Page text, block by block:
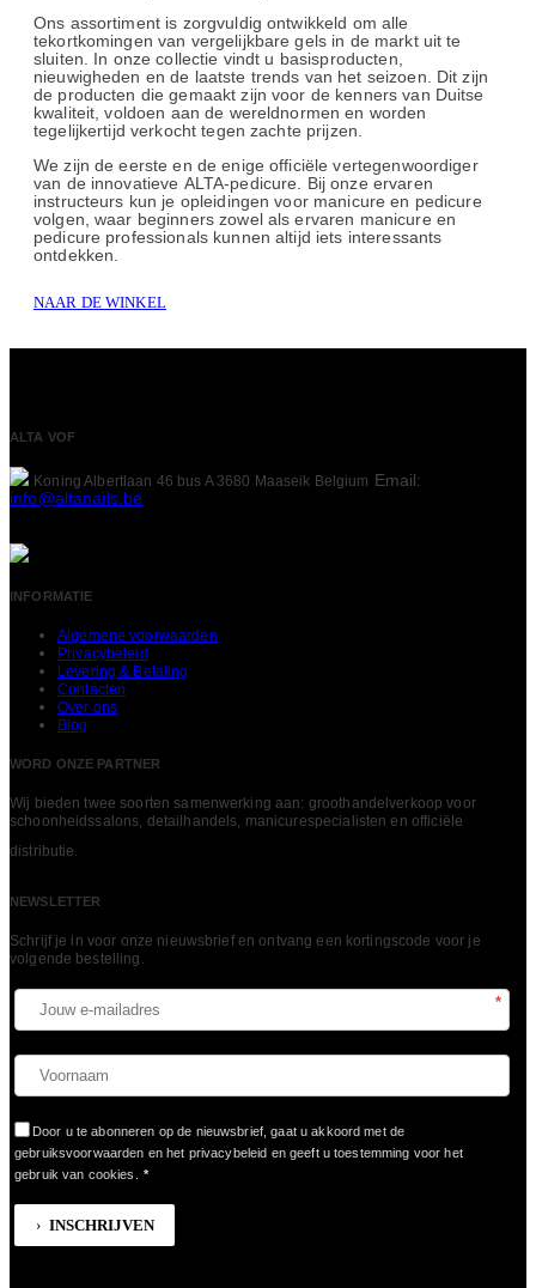
Ons assortiment is zorgvuldig ontwikkeld om alle
tekortkomingen van vergelijkbare gels in de markt uit te
sluiten. In onze collectie vindt u basisproducten,
nieuwigheden en de laatste trends van het seizoen. Dit zijn
de producten die gemaakt zijn voor de kenners van Duitse
kwaliteit, voldoen aan de wereldnormen en worden
tegelijkertijd verkocht tegen zachte prijzen.
We zijn de eerste en de enige officiële vertegenwoordiger
van de innovatieve ALTA-pedicure. Bij onze ervaren
instructeurs kun je opleidingen voor manicure en pedicure
volgen, waar beginners zowel als ervaren manicure en
pedicure professionals kunnen altijd iets interessants
ontdekken.
NAAR DE WINKEL
ALTA VOF
Koning Albertlaan 46 bus A 3680 Maaseik Belgium Email:
info@altanails.be
INFORMATIE
Algemene voorwaarden
Privacybeleid
Levering & Betaling
Contacten
Over ons
Blog
WORD ONZE PARTNER
Wij bieden twee soorten samenwerking aan: groothandelverkoop voor
schoonheidssalons, detailhandels, manicurespecialisten en officiële
distributie.
NEWSLETTER
Schrijf je in voor onze nieuwsbrief en ontvang een kortingscode voor je
volgende bestelling.​
*
Door u te abonneren op de nieuwsbrief, gaat u akkoord met de
gebruiksvoorwaarden en het privacybeleid en geeft u toestemming voor het
gebruik van cookies.
*
INSCHRIJVEN